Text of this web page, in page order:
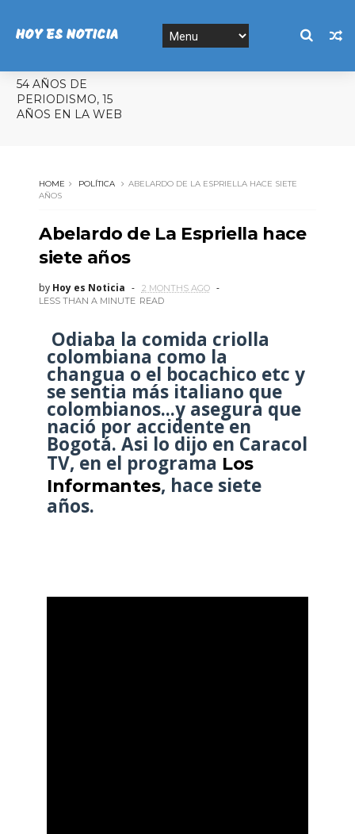
HOY ES NOTICIA
54 AÑOS DE
PERIODISMO, 15
AÑOS EN LA WEB
HOME POLÍTICA
ABELARDO DE LA ESPRIELLA HACE SIETE
AÑOS
Abelardo de La Espriella hace
siete años
by Hoy es Noticia
2 MONTHS AGO
LESS THAN A MINUTE READ
Odiaba la comida criolla
colombiana como la
changua o el bocachico etc y
se sentia más italiano que
colombianos...y asegura que
nació por accidente en
Bogotá. Asi lo dijo en Caracol
TV, en el programa Los
Informantes, hace siete
años.